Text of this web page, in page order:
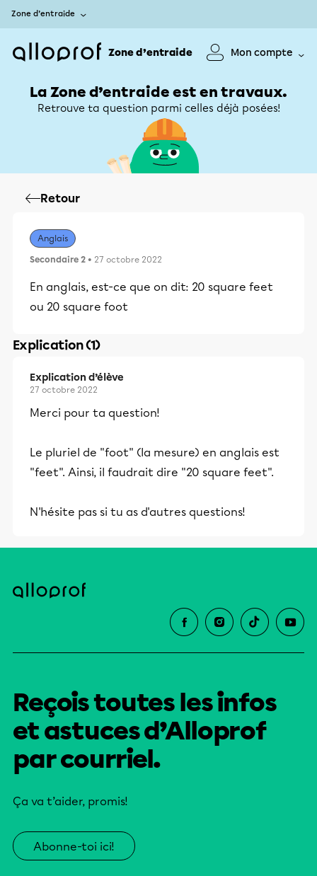
Zone d’entraide
Zone d’entraide Mon compte
La Zone d’entraide est en travaux.
Retrouve ta question parmi celles déjà posées!
Retour
Anglais
Secondaire 2 • 27 octobre 2022
En anglais, est-ce que on dit: 20 square feet
ou 20 square foot
Explication (1)
Explication d’élève
27 octobre 2022
Merci pour ta question!
Le pluriel de "foot" (la mesure) en anglais est
"feet". Ainsi, il faudrait dire "20 square feet".
N'hésite pas si tu as d'autres questions!
Reçois toutes les infos
et astuces d’Alloprof
par courriel.
Ça va t’aider, promis!
Abonne-toi ici!